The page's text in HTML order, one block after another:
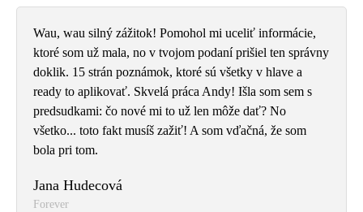
Wau, wau silný zážitok! Pomohol mi uceliť informácie,
ktoré som už mala, no v tvojom podaní prišiel ten správny
doklik. 15 strán poznámok, ktoré sú všetky v hlave a
ready to aplikovať. Skvelá práca Andy! Išla som sem s
predsudkami: čo nové mi to už len môže dať? No
všetko... toto fakt musíš zažiť! A som vďačná, že som
bola pri tom.
Jana Hudecová
Forever